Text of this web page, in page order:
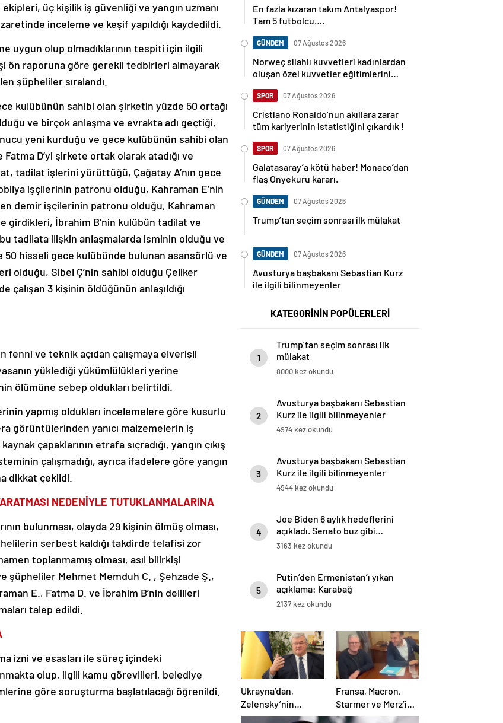
üç kişilik iş güvenliği ve yangın uzmanı
inceleme ve keşif yapıldığı kaydedildi.
uygun olup olmadıklarının tespiti için ilgili
ön raporuna göre gerekli tedbirleri almayarak
şüpheliler sıralandı.
kulübünün sahibi olan şirketin yüzde 50 ortağı
ve birçok anlaşma ve evrakta adı geçtiği,
yeni kurduğu ve gece kulübünün sahibi olan
D’yi şirkete ortak olarak atadığı ve
tadilat işlerini yürüttüğü, Çağatay A’nın gece
işçilerinin patronu olduğu, Kahraman E’nin
demir işçilerinin patronu olduğu, Kahraman
girdikleri, İbrahim B’nin kulübün tadilat ve
tadilata ilişkin anlaşmalarda isminin olduğu ve
50 hisseli gece kulübünde bulunan asansörlü ve
olduğu, Sibel Ç’nin sahibi olduğu Çeliker
3 kişinin öldüğünün anlaşıldığı
fenni ve teknik açıdan çalışmaya elverişli
yüklediği yükümlülükleri yerine
ölümüne sebep oldukları belirtildi.
yapmış oldukları incelemelere göre kusurlu
görüntülerinden yanıcı malzemelerin iş
çapaklarının etrafa sıçradığı, yangın çıkış
çalışmadığı, ayrıca ifadelere göre yangın
dikkat çekildi.
NEDENİYLE TUTUKLANMALARINA
bulunması, olayda 29 kişinin ölmüş olması,
serbest kaldığı takdirde telafisi zor
toplanmamış olması, asıl bilirkişi
şüpheliler Mehmet Memduh C. , Şehzade Ş.,
E., Fatma D. ve İbrahim B’nin delilleri
talep edildi.
izni ve esasları ile süreç içindeki
olup, ilgili kamu görevlileri, belediye
göre soruşturma başlatılacağı öğrenildi.
En fazla kızaran takım Antalyaspor!
Tam 5 futbolcu….
GÜNDEM 07 Ağustos 2026
Norweç silahlı kuvvetleri kadınlardan
oluşan özel kuvvetler eğitimlerini
SPOR 07 Ağustos 2026
Cristiano Ronaldo’nun akıllara zarar
tüm kariyerinin istatistiğini çıkardık !
SPOR 07 Ağustos 2026
Galatasaray’a kötü haber! Monaco’dan
flaş Onyekuru kararı.
GÜNDEM 07 Ağustos 2026
Trump’tan seçim sonrası ilk mülakat
GÜNDEM 07 Ağustos 2026
Avusturya başbakanı Sebastian Kurz
ile ilgili bilinmeyenler
KATEGORİNİN POPÜLERLERİ
1
Trump’tan seçim sonrası ilk
mülakat
8000 kez okundu
2
Avusturya başbakanı Sebastian
Kurz ile ilgili bilinmeyenler
4974 kez okundu
3
Avusturya başbakanı Sebastian
Kurz ile ilgili bilinmeyenler
4944 kez okundu
4
Joe Biden 6 aylık hedeflerini
açıkladı. Senato buz gibi…
3163 kez okundu
5
Putin’den Ermenistan’ı yıkan
açıklama: Karabağ
Azerbaycan’ın ayrılmaz bir
2137 kez okundu
Ukrayna’dan,
Zelensky’nin
Putin’le şahsen
Fransa, Macron,
Starmer ve Merz’in
kokain kullandığı